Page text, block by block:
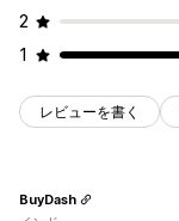
2
1
レビューを書く
BuyDash